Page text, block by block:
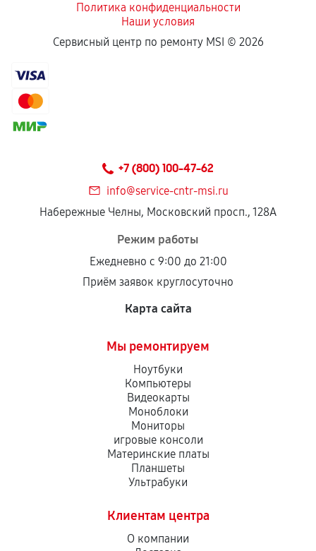
Политика конфиденциальности
Наши условия
Сервисный центр по ремонту MSI © 2026
+7 (800) 100-47-62
info@service-cntr-msi.ru
Набережные Челны, Московский просп., 128А
Режим работы
Ежедневно с 9:00 до 21:00
Приём заявок круглосуточно
Карта сайта
Мы ремонтируем
Ноутбуки
Компьютеры
Видеокарты
Моноблоки
Мониторы
игровые консоли
Материнские платы
Планшеты
Ультрабуки
Клиентам центра
О компании